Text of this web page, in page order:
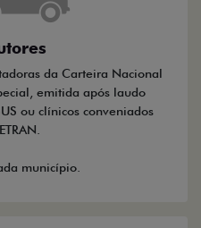
da Carteira Nacional
emitida após laudo
ou clínicos conveniados
município.